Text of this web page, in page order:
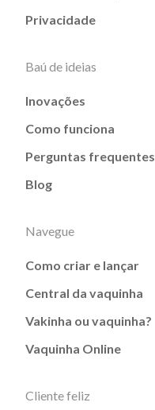
Privacidade
Baú de ideias
Inovações
Como funciona
Perguntas frequentes
Blog
Navegue
Como criar e lançar
Central da vaquinha
Vakinha ou vaquinha?
Vaquinha Online
Cliente feliz